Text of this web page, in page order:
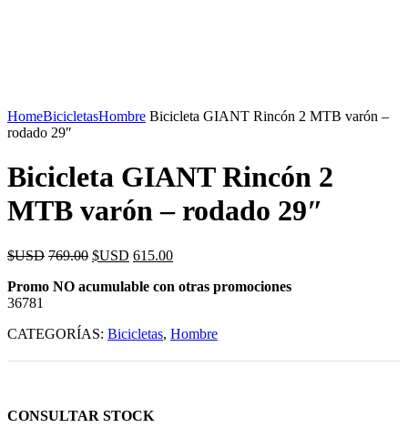
HomeBicicletasHombre Bicicleta GIANT Rincón 2 MTB varón –
rodado 29″
Bicicleta GIANT Rincón 2
MTB varón – rodado 29″
$USD 769.00 $USD 615.00
Promo NO acumulable con otras promociones
36781
CATEGORÍAS: Bicicletas, Hombre
CONSULTAR STOCK